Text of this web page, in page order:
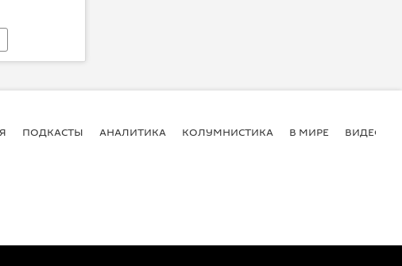
ПОДКАСТЫ АНАЛИТИКА КОЛУМНИСТИКА В МИРЕ ВИДЕО